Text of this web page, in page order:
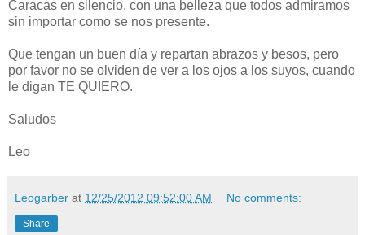
Caracas en silencio, con una belleza que todos admiramos
sin importar como se nos presente.
Que tengan un buen día y repartan abrazos y besos, pero
por favor no se olviden de ver a los ojos a los suyos, cuando
le digan TE QUIERO.
Saludos
Leo
Leogarber at 12/25/2012 09:52:00 AM No comments:
Share